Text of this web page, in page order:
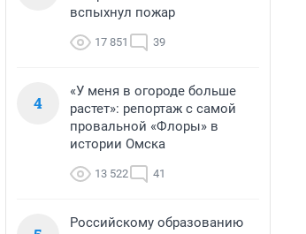
вспыхнул пожар
17 851 39
4
«У меня в огороде больше
растет»: репортаж с самой
провальной «Флоры» в
истории Омска
13 522 41
Российскому образованию